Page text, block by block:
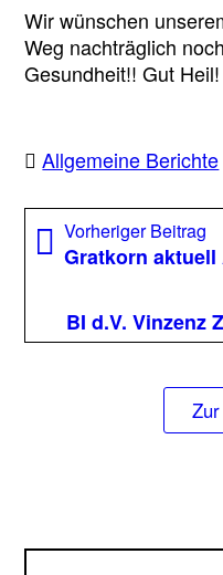
Wir wünschen
Weg nachträglich
Gesundheit!! Gut Heil!
Allgemeine Berichte
Vorheriger Beitrag
Gratkorn aktuell
BI d.V. Vinzenz